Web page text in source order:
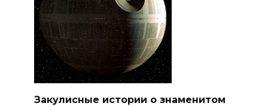
Закулисные истории о знаменитом